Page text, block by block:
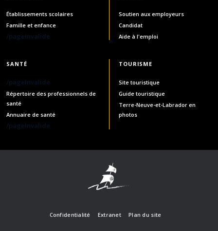
Établissements scolaires
Famille et enfance
/pageInvalide
Soutien aux employeurs
Candidat
Aide à l'emploi
SANTÉ
/pageInvalide
Répertoire des professionnels de
santé
Annuaire de santé
/pageInvalide
TOURISME
Site touristique
Guide touristique
Terre-Neuve-et-Labrador en
photos
Confidentialité Extranet Plan du site